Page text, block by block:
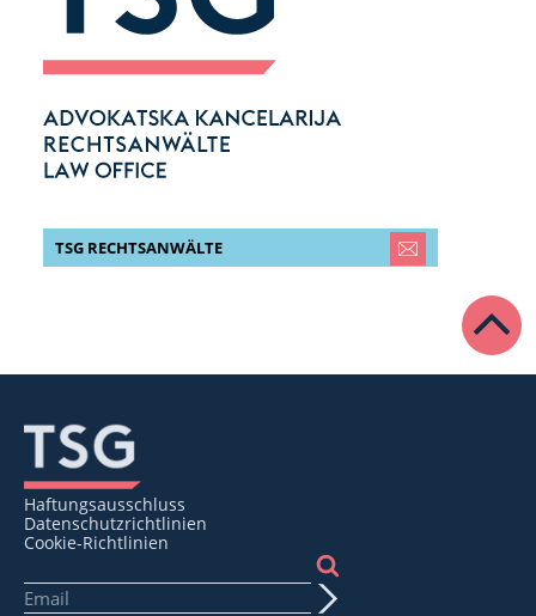
TSG RECHTSANWÄLTE
Haftungsausschluss
Datenschutzrichtlinien
Cookie-Richtlinien